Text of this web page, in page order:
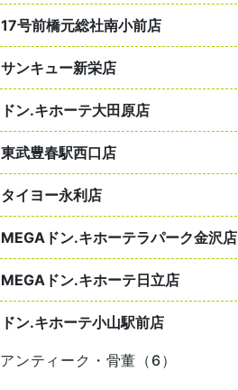
17号前橋元総社南小前店
サンキュー新栄店
ドン.キホーテ大田原店
東武豊春駅西口店
タイヨー永利店
MEGAドン.キホーテラパーク金沢店
MEGAドン.キホーテ日立店
ドン.キホーテ小山駅前店
アンティーク・骨董（6）